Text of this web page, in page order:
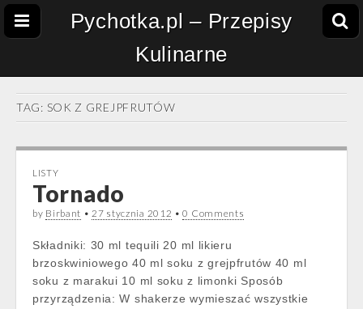
Pychotka.pl – Przepisy
Kulinarne
TAG: SOK Z GREJPFRUTÓW
LISTY
Tornado
by Birbant •27 stycznia 2012 •0 Comments
Składniki: 30 ml tequili 20 ml likieru
brzoskwiniowego 40 ml soku z grejpfrutów 40 ml
soku z marakui 10 ml soku z limonki Sposób
przyrządzenia: W shakerze wymieszać wszystkie